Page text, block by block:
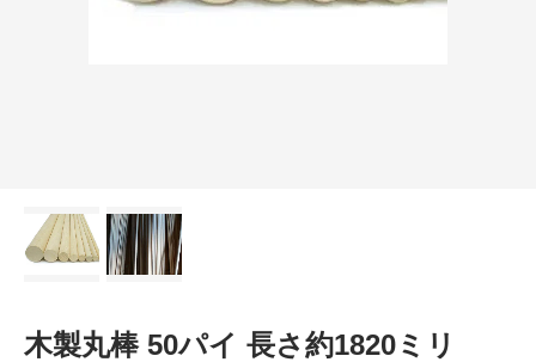
木製丸棒 50パイ 長さ約1820ミリ